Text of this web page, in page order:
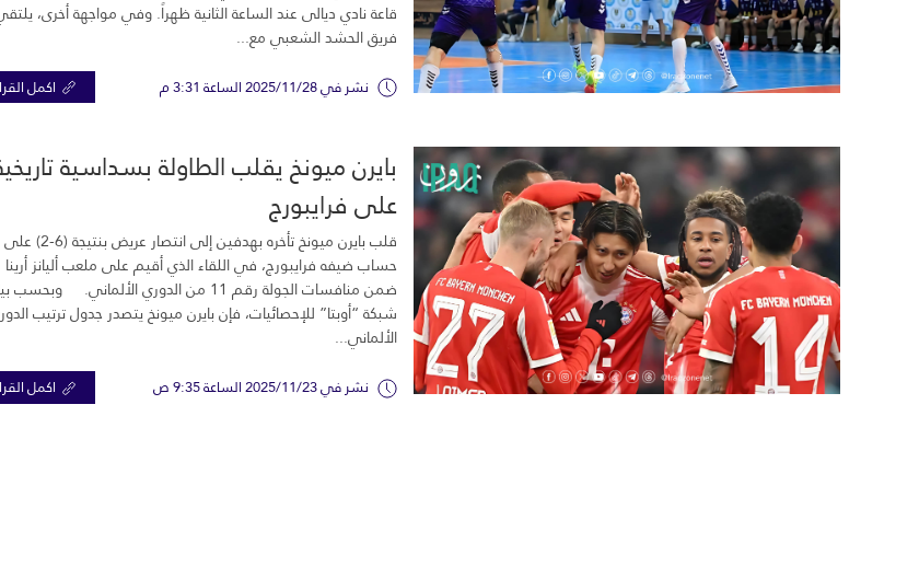
قاعة نادي ديالى عند الساعة الثانية ظهراً. وفي مواجهة أخرى،
فريق الحشد الشعبي مع...
نشر في 2025/11/28 الساعة 3:31 م اكمل
بايرن ميونخ يقلب الطاولة بسداسية
على فرايبورج
قلب بايرن ميونخ تأخره بهدفين إلى انتصار عريض بنتيجة (6-2) على
حساب ضيفه فرايبورج، في اللقاء الذي أقيم على ملعب أليانز أرينا
ضمن منافسات الجولة رقم 11 من الدوري الألماني.
شبكة “أوبتا” للإحصائيات، فإن بايرن ميونخ يتصدر جدول ترتيب
الألماني...
نشر في 2025/11/23 الساعة 9:35 ص اكمل